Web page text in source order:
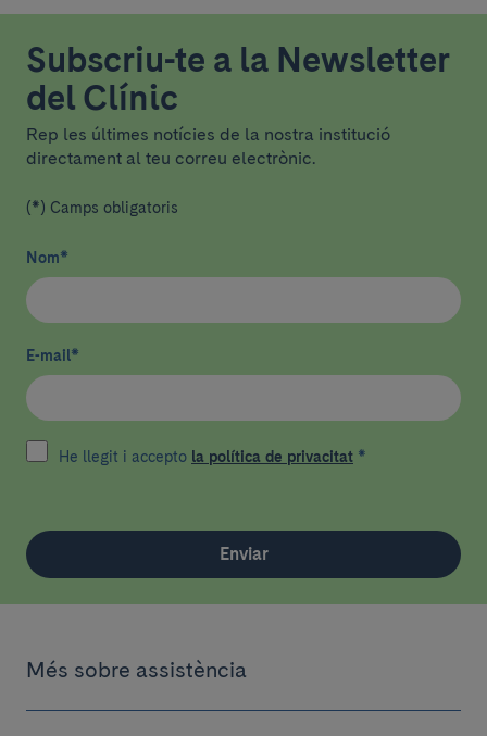
Subscriu-te a la Newsletter
del Clínic
Rep les últimes notícies de la nostra institució
directament al teu correu electrònic.
(*) Camps obligatoris
Nom*
E-mail*
He llegit i accepto la política de privacitat *
Enviar
Més sobre assistència